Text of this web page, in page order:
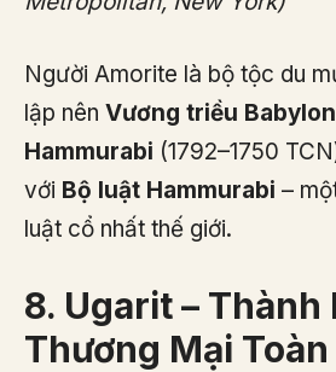
Người Amorite là bộ tộc du
lập nên Vương triều
Hammurabi (1792–1750
với Bộ luật Hammurabi –
luật cổ nhất thế giới.
8. Ugarit – Thành
Thương Mại Toàn